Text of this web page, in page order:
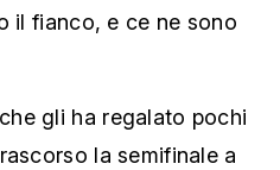
il fianco, e ce ne sono
gli ha regalato pochi
la semifinale a